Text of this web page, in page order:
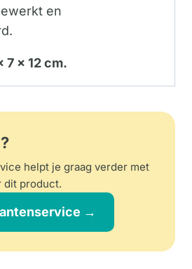
en
7 x 12 cm.
helpt je graag verder met
dit product.
→